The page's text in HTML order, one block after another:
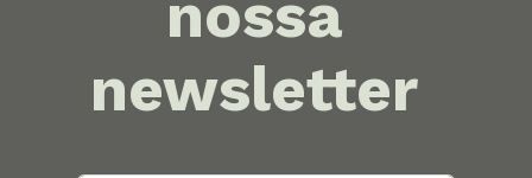
nossa
newsletter